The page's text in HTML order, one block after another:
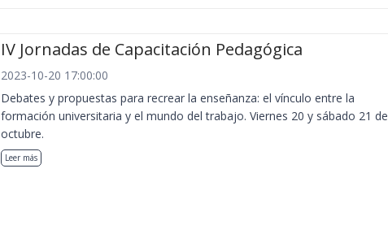
IV Jornadas de Capacitación Pedagógica
2023-10-20 17:00:00
Debates y propuestas para recrear la enseñanza: el vínculo entre la
formación universitaria y el mundo del trabajo. Viernes 20 y sábado 21 de
octubre.
Leer más